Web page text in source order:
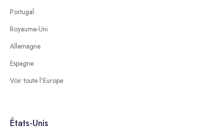
Portugal
Royaume-Uni
Allemagne
Espagne
Voir toute l’Europe
États-Unis